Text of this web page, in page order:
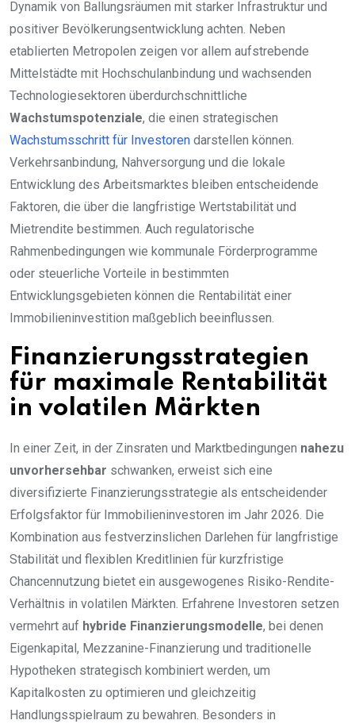
Dynamik von Ballungsräumen mit starker Infrastruktur und
positiver Bevölkerungsentwicklung achten. Neben
etablierten Metropolen zeigen vor allem aufstrebende
Mittelstädte mit Hochschulanbindung und wachsenden
Technologiesektoren überdurchschnittliche
Wachstumspotenziale, die einen strategischen
Wachstumsschritt für Investoren darstellen können.
Verkehrsanbindung, Nahversorgung und die lokale
Entwicklung des Arbeitsmarktes bleiben entscheidende
Faktoren, die über die langfristige Wertstabilität und
Mietrendite bestimmen. Auch regulatorische
Rahmenbedingungen wie kommunale Förderprogramme
oder steuerliche Vorteile in bestimmten
Entwicklungsgebieten können die Rentabilität einer
Immobilieninvestition maßgeblich beeinflussen.
Finanzierungsstrategien
für maximale Rentabilität
in volatilen Märkten
In einer Zeit, in der Zinsraten und Marktbedingungen nahezu
unvorhersehbar schwanken, erweist sich eine
diversifizierte Finanzierungsstrategie als entscheidender
Erfolgsfaktor für Immobilieninvestoren im Jahr 2026. Die
Kombination aus festverzinslichen Darlehen für langfristige
Stabilität und flexiblen Kreditlinien für kurzfristige
Chancennutzung bietet ein ausgewogenes Risiko-Rendite-
Verhältnis in volatilen Märkten. Erfahrene Investoren setzen
vermehrt auf hybride Finanzierungsmodelle, bei denen
Eigenkapital, Mezzanine-Finanzierung und traditionelle
Hypotheken strategisch kombiniert werden, um
Kapitalkosten zu optimieren und gleichzeitig
Handlungsspielraum zu bewahren. Besonders in